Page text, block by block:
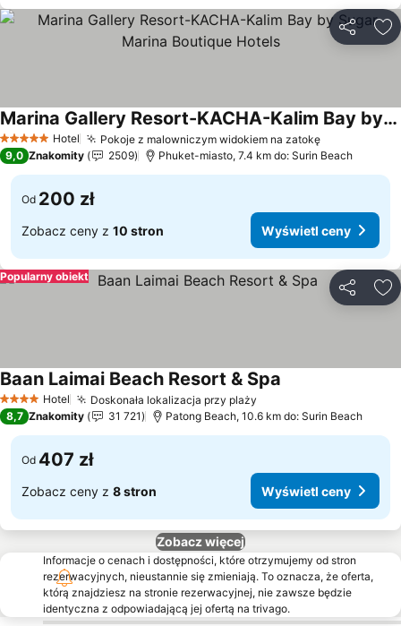
5 KategoriaHotel Pokoje z malowniczym widokiem na zatokęWyświetl
Marina Gallery Resort-KACHA-Kalim Bay by Sugar Marina Boutique Hotels
Wyświetl ceny
9,0 Znakomity 2509 Phuket-miasto, 7.4 km do: Surin Beach
Od 200 zł
Zobacz ceny z 10 stron Wyświetl ceny
Popularny obiekt
4 KategoriaHotel Doskonała lokalizacja przy plaży
Baan Laimai Beach Resort & Spa
8,7 Znakomity 31 721 Patong Beach, 10.6 km do: Surin Beach
Od 407 zł
Zobacz ceny z 8 stron Wyświetl ceny
Zobacz więcej
Informacje o cenach i dostępności, które otrzymujemy od stron
rezerwacyjnych, nieustannie się zmieniają. To oznacza, że oferta,
którą znajdziesz na stronie rezerwacyjnej, nie zawsze będzie
identyczna z odpowiadającą jej ofertą na trivago.